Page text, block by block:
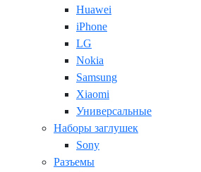
Huawei
iPhone
LG
Nokia
Samsung
Xiaomi
Универсальные
Наборы заглушек
Sony
Разъемы